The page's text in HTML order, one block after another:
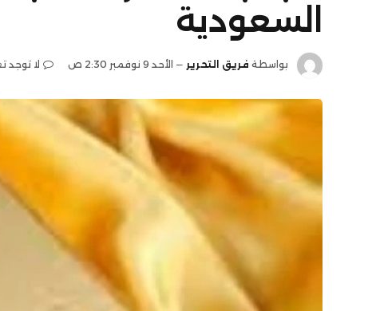
السعودية
بواسطة فريق التحرير الأحد 9 نوفمبر 2:30 ص لا توجد